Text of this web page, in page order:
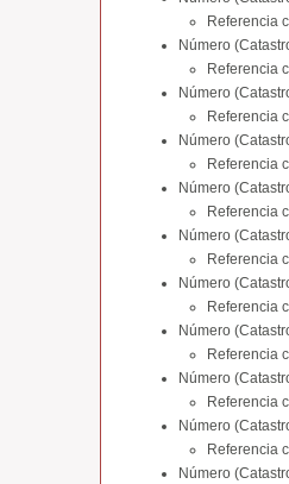
Referencia
Número
Referencia
Número
Referencia
Número
Referencia
Número
Referencia
Número
Referencia
Número
Referencia
Número
Referencia
Número
Referencia
Número
Referencia
Número